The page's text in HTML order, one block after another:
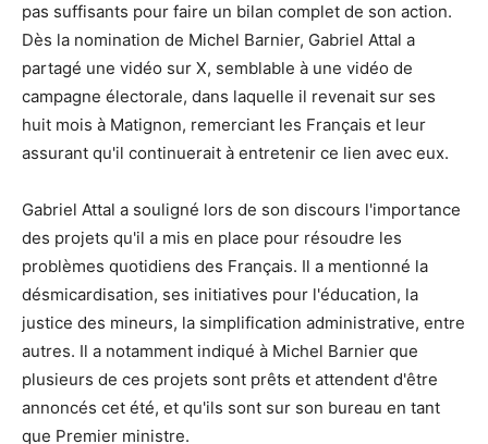
pas suffisants pour faire un bilan complet de son action.
Dès la nomination de Michel Barnier, Gabriel Attal a
partagé une vidéo sur X, semblable à une vidéo de
campagne électorale, dans laquelle il revenait sur ses
huit mois à Matignon, remerciant les Français et leur
assurant qu'il continuerait à entretenir ce lien avec eux.
Gabriel Attal a souligné lors de son discours l'importance
des projets qu'il a mis en place pour résoudre les
problèmes quotidiens des Français. Il a mentionné la
désmicardisation, ses initiatives pour l'éducation, la
justice des mineurs, la simplification administrative, entre
autres. Il a notamment indiqué à Michel Barnier que
plusieurs de ces projets sont prêts et attendent d'être
annoncés cet été, et qu'ils sont sur son bureau en tant
que Premier ministre.